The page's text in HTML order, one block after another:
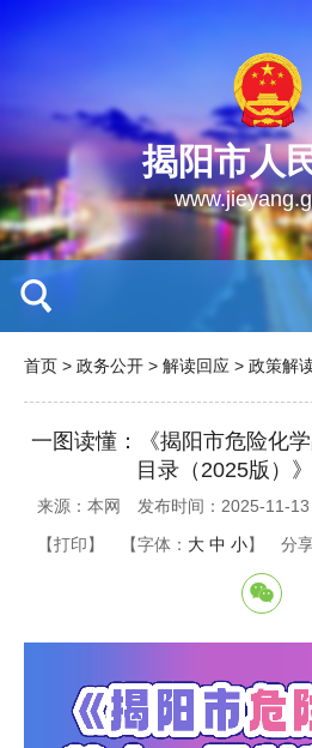
揭阳市人
首页 > 政务公开 > 解读回应 > 政策解
一图读懂：《揭阳市危险化
目录（2025版）
来源：本网 发布时间：2025-11-
【打印】 【字体： 大 中 小】 分